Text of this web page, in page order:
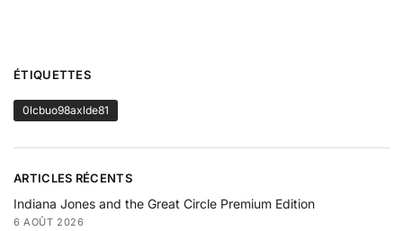
ÉTIQUETTES
0lcbuo98axlde81
ARTICLES RÉCENTS
Indiana Jones and the Great Circle Premium Edition
6 AOÛT 2026